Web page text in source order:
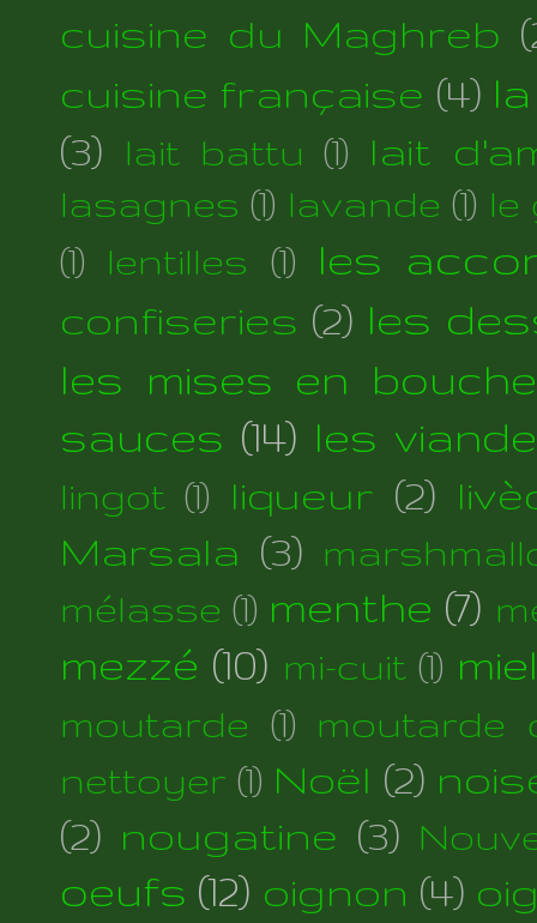
cuisine du Maghreb
cuisine française (4)
(3)
lait battu (1) lait
lasagnes (1) lavande (1) le
(1)
lentilles (1) les
confiseries (2) les
les mises en bouche
sauces (14) les
lingot (1) liqueur (2)
Marsala (3)
mélasse (1) menthe (7)
mezzé (10) mi-cuit (1) miel
moutarde (1) moutarde
nettoyer (1) Noël (2)
(2) nougatine (3)
oeufs (12) oignon (4)